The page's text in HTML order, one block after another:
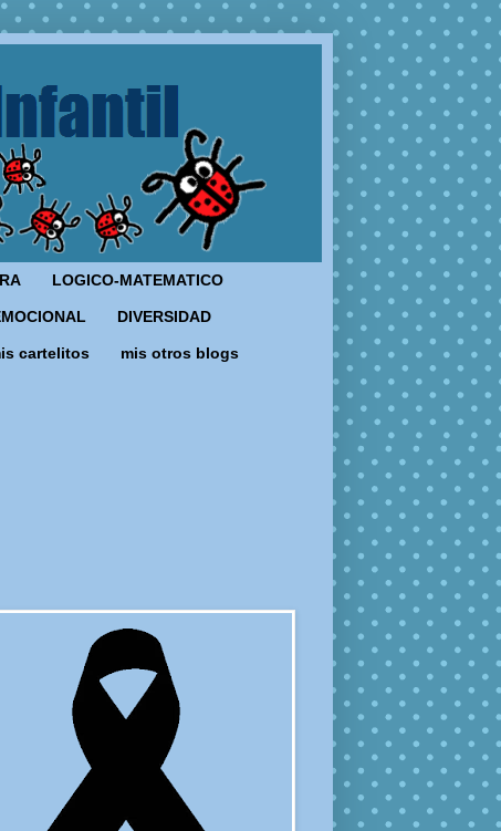
LOGICO-MATEMATICO
DIVERSIDAD
cartelitos mis otros blogs